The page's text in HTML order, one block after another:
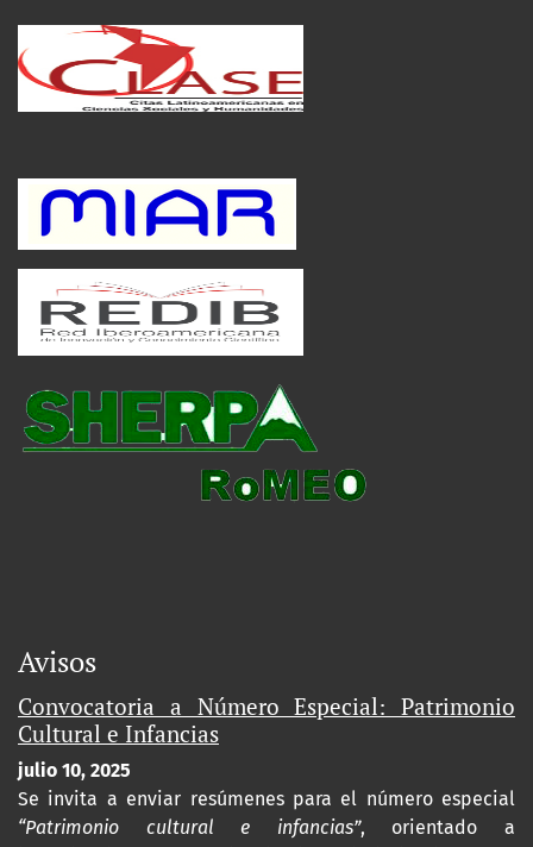
Avisos
Convocatoria a Número Especial: Patrimonio
Cultural e Infancias
julio 10, 2025
Se invita a enviar resúmenes para el número especial
“Patrimonio cultural e infancias”, orientado a